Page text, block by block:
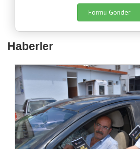
Haberler